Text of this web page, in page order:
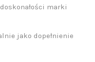
marki
jako dopełnienie